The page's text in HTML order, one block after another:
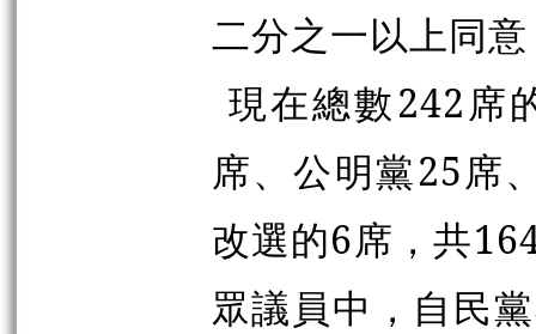
二分之一以上同
現在總數242席
席、公明黨25席
改選的6席，共
眾議員中，自民